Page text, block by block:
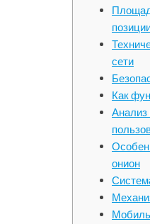
сети
Как
Анализ
онион